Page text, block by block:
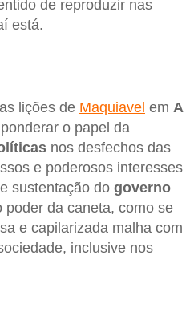
de reproduzir nas
está.
lições de Maquiavel em A
o papel da
nos desfechos das
e poderosos interesses
sustentação do governo
poder da caneta, como se
e capilarizada malha com
inclusive nos